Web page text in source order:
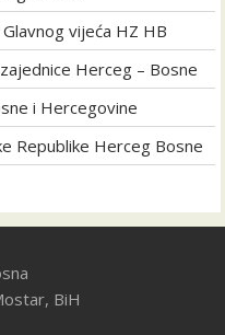
vijeća HZ HB
Herceg – Bosne
i Hercegovine
Republike Herceg Bosne
BiH